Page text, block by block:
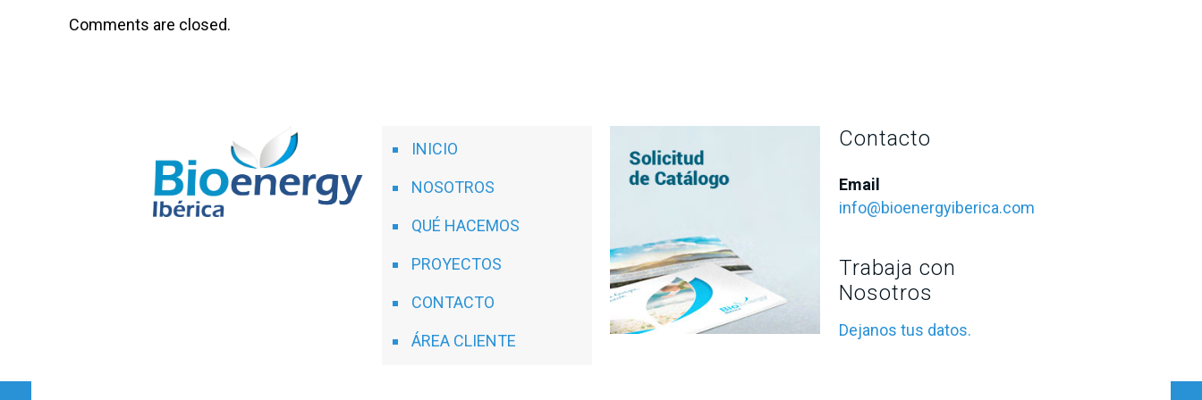
Comments are closed.
INICIO
NOSOTROS
QUÉ HACEMOS
PROYECTOS
CONTACTO
ÁREA CLIENTE
Contacto
Email
info@bioenergyiberica.com
Trabaja con
Nosotros
Dejanos tus datos.